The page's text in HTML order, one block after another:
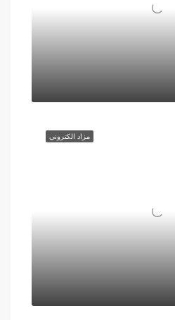
مزاد الكتروني